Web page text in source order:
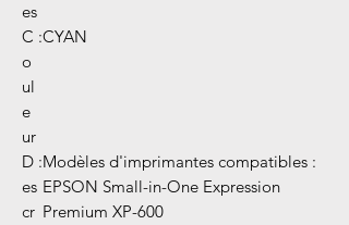
es
C
o
ul
e
ur
:CYAN
D
es
cr
:Modèles d'imprimantes compatibles :
EPSON Small-in-One Expression
Premium XP-600